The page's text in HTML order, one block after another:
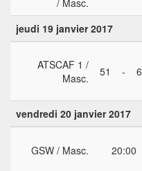
/ Masc.
jeudi 19 janvier 2017
ATSCAF 1 /
Masc.
51 -
vendredi 20 janvier 2017
GSW / Masc. 20:00